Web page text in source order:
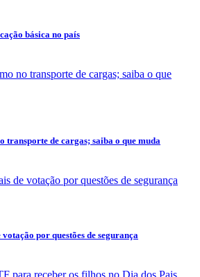
básica no país
transporte de cargas; saiba o que muda
por questões de segurança